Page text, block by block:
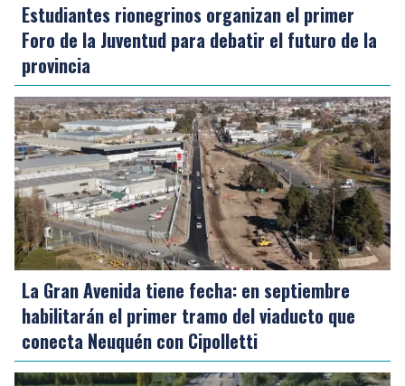
Estudiantes rionegrinos organizan el primer
Foro de la Juventud para debatir el futuro de la
provincia
La Gran Avenida tiene fecha: en septiembre
habilitarán el primer tramo del viaducto que
conecta Neuquén con Cipolletti